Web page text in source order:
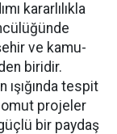
kararlılıkla
ve kamu-
biridir.
ışığında tespit
projeler
bir paydaş